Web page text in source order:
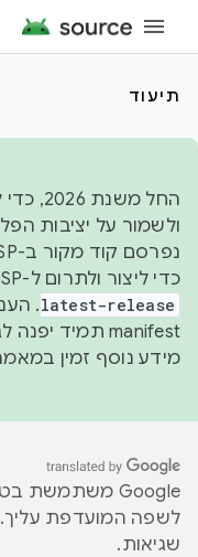
תיעוד
החל
ולשמור על יציבות
כדי ליצור ולתרום ל-AOSP, צריך להשתמש ב-
latest-release
.
מידע נוסף זמין
לשפה המועדפת עליך.
שגיאות.